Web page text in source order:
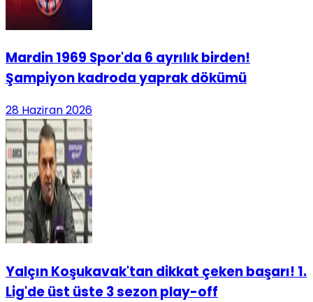
Mardin 1969 Spor'da 6 ayrılık birden!
Şampiyon kadroda yaprak dökümü
28 Haziran 2026
Yalçın Koşukavak'tan dikkat çeken başarı! 1.
Lig'de üst üste 3 sezon play-off